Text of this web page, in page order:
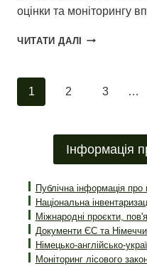
оцінки та моніторингу
ЧИТАТИ ДАЛІ
МОНІТОРИНГ
FORESTS
ВИМОГИ
ТА
ДЛЯ
УКРАЇНИ
Навігація
сторінками
1 2 3 …
Інформація
Публічна інформація про
Національна
Міжнародні проєкти,
Документи ЄС та
Німецько-англійсько-
Моніторинг лісового